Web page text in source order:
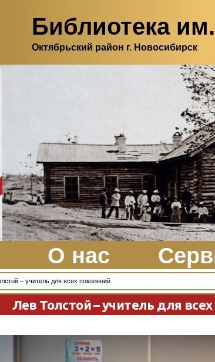
Библиотека
Октябрьский район г. Новосибирск
О нас
– учитель для всех поколений
Лев Толстой – учитель для